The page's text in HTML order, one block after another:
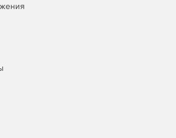
консоли управления SQL
Microsoft Windows XP, Vista,
Snow Leopard; Linux.